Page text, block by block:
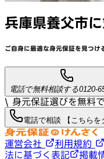
兵庫県養父市
ご自身に最適な身元保証を見つけ
電話で無料相談する0120-
\ 身元保証選びを無料
電話で相談 【こちらを
運営会社 利用規約
法に基づく表記
掲載